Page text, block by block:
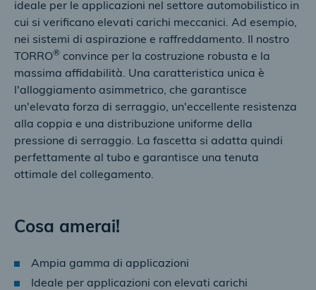
ideale per le applicazioni nel settore automobilistico in
cui si verificano elevati carichi meccanici. Ad esempio,
nei sistemi di aspirazione e raffreddamento. Il nostro
TORRO® convince per la costruzione robusta e la
massima affidabilità. Una caratteristica unica è
l'alloggiamento asimmetrico, che garantisce
un'elevata forza di serraggio, un'eccellente resistenza
alla coppia e una distribuzione uniforme della
pressione di serraggio. La fascetta si adatta quindi
perfettamente al tubo e garantisce una tenuta
ottimale del collegamento.
Cosa amerai!
Ampia gamma di applicazioni
Ideale per applicazioni con elevati carichi